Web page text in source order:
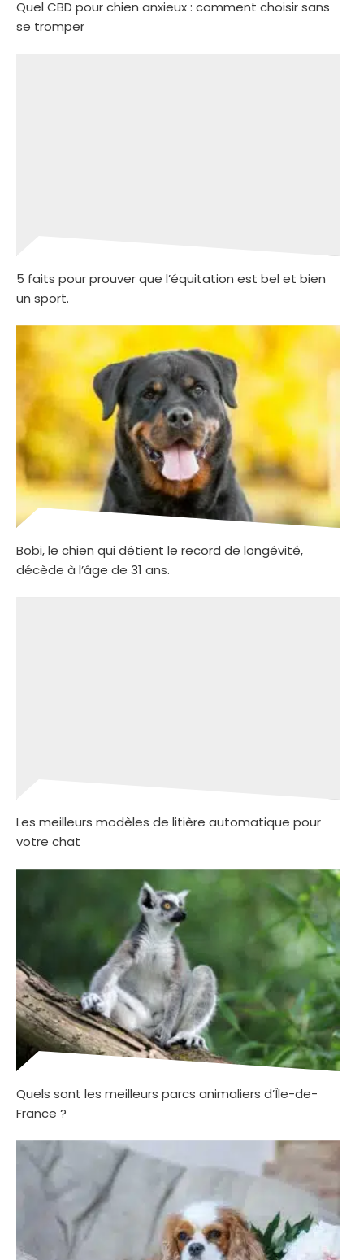
Quel CBD pour chien anxieux : comment choisir sans
se tromper
5 faits pour prouver que l’équitation est bel et bien
un sport.
Bobi, le chien qui détient le record de longévité,
décède à l’âge de 31 ans.
Les meilleurs modèles de litière automatique pour
votre chat
Quels sont les meilleurs parcs animaliers d’Île-de-
France ?